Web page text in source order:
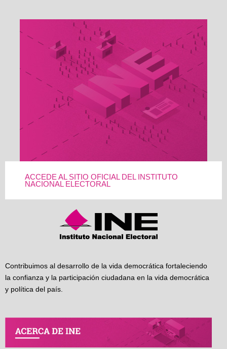
ACCEDE AL SITIO OFICIAL DEL INSTITUTO
NACIONAL ELECTORAL
Contribuimos al desarrollo de la vida democrática fortaleciendo
la confianza y la participación ciudadana en la vida democrática
y política del país.